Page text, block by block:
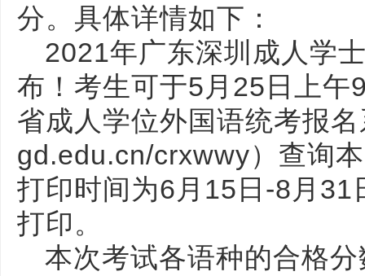
分。具体详情如下：
2021年广东深圳成人学
布！考生可于5月25日上午
省成人学位外国语统考报
gd.edu.cn/crxwwy）查询
打印时间为6月15日-8月31
打印。
本次考试各语种的合格